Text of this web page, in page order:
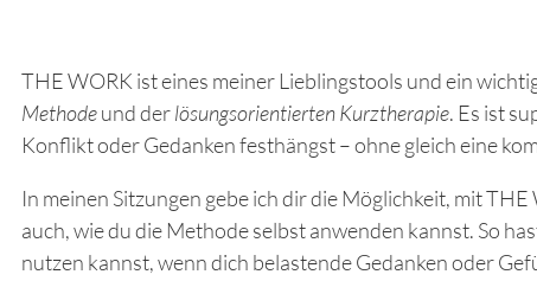
THE WORK ist eines meiner Lieblingstools und ein
Methodeund derlösungsorientierten Kurztherapie. Es ist
Konflikt oder Gedanken festhängst – ohne gleich eine
In meinen Sitzungen gebe ich dir die Möglichkeit, mit
auch, wie du die Methode selbst anwenden kannst. So
nutzen kannst, wenn dich belastende Gedanken oder